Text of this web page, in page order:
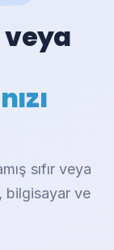
veya
sıfır veya
bilgisayar ve